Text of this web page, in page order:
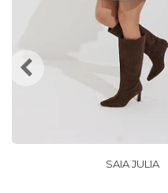
SAIA JULIA